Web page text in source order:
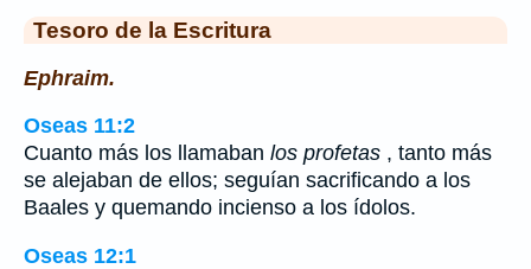
Tesoro de la Escritura
Ephraim.
Oseas 11:2
Cuanto más los llamaban los profetas , tanto más
se alejaban de ellos; seguían sacrificando a los
Baales y quemando incienso a los ídolos.
Oseas 12:1